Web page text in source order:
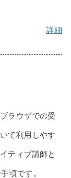
詳細
ラウザでの受
て利用しやす
ティブ講師と
頃です。